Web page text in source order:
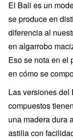
El Bali es un
se produce en
diferencia al
en algarrobo
Eso se nota en el
en cómo se
Las versiones del
compuestos
una madera dura
astilla con